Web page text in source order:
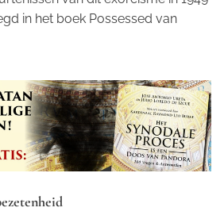
in het boek Possessed van